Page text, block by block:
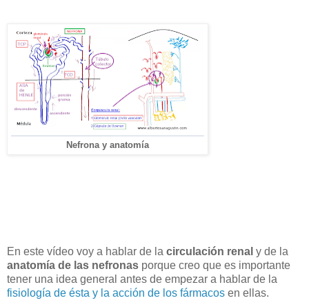
Nefrona y anatomía
En este vídeo voy a hablar de la circulación renal y de la
anatomía de las nefronas porque creo que es importante
tener una idea general antes de empezar a hablar de la
fisiología de ésta y la acción de los fármacos en ellas.